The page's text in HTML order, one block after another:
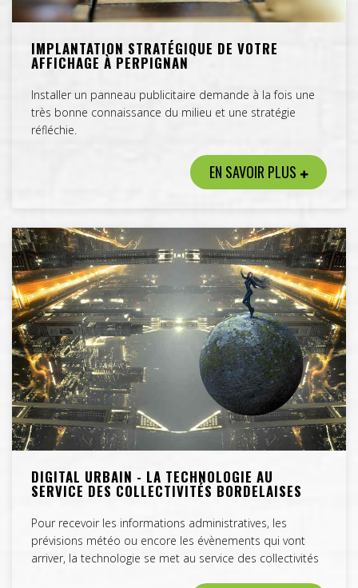
IMPLANTATION STRATÉGIQUE DE VOTRE
AFFICHAGE À PERPIGNAN
Installer un panneau publicitaire demande à la fois une
très bonne connaissance du milieu et une stratégie
réfléchie.
EN SAVOIR PLUS
DIGITAL URBAIN - LA TECHNOLOGIE AU
SERVICE DES COLLECTIVITÉS BORDELAISES
Pour recevoir les informations administratives, les
prévisions météo ou encore les évènements qui vont
arriver, la technologie se met au service des collectivités